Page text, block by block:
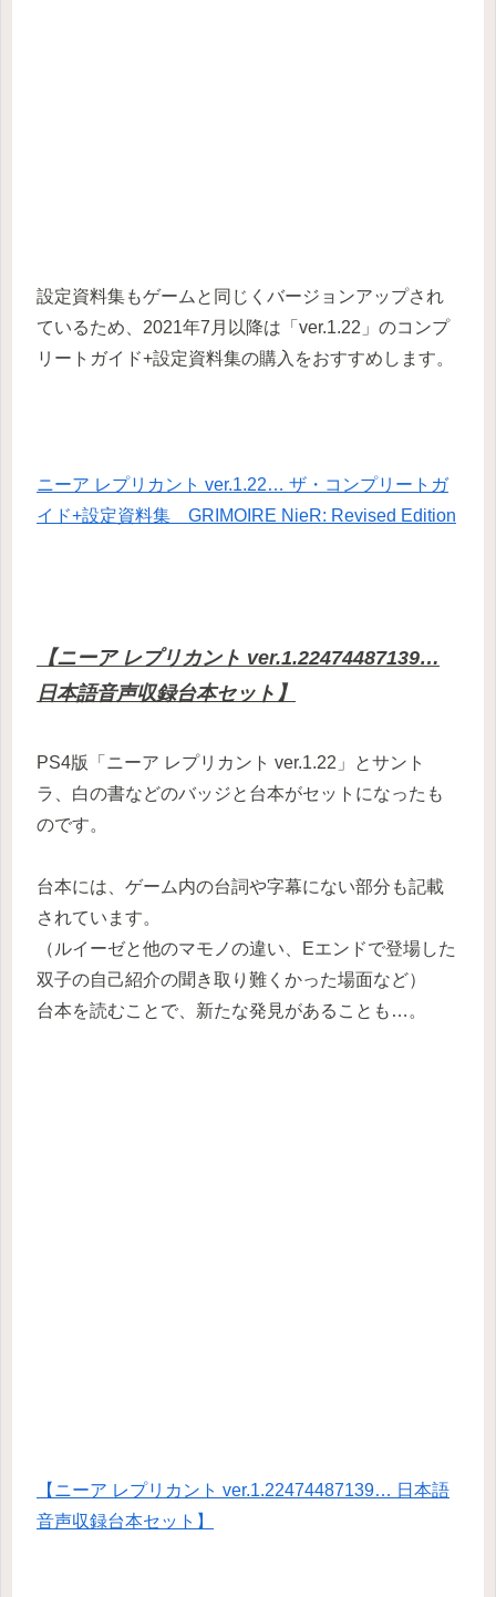
設定資料集もゲームと同じくバージョンアップされ
ているため、2021年7月以降は「ver.1.22」のコンプ
リートガイド+設定資料集の購入をおすすめします。
ニーア レプリカント ver.1.22… ザ・コンプリートガ
イド+設定資料集 GRIMOIRE NieR: Revised Edition
【ニーア レプリカント ver.1.22474487139…
日本語音声収録台本セット】
PS4版「ニーア レプリカント ver.1.22」とサント
ラ、白の書などのバッジと台本がセットになったも
のです。
台本には、ゲーム内の台詞や字幕にない部分も記載
されています。
（ルイーゼと他のマモノの違い、Eエンドで登場した
双子の自己紹介の聞き取り難くかった場面など）
台本を読むことで、新たな発見があることも…。
【ニーア レプリカント ver.1.22474487139… 日本語
音声収録台本セット】